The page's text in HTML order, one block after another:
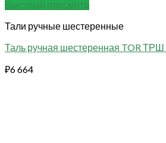
Быстрый просмотр
Тали ручные шестеренные
Таль ручная шестеренная TOR
₽6 664